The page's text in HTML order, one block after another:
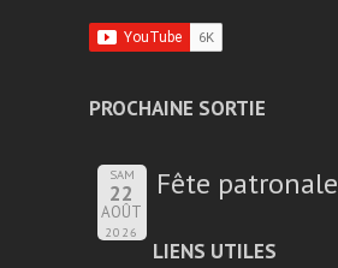
PROCHAINE SORTIE
SAM
22
AOÛT
2026
Fête patronale
LIENS UTILES